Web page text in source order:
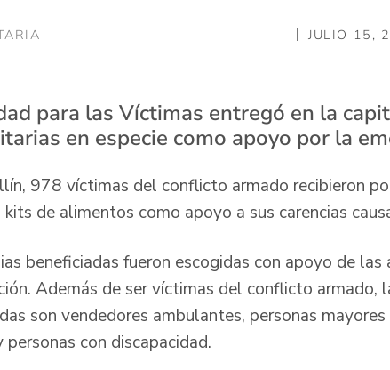
JULIO 15,
para las Víctimas entregó en la
en especie como apoyo por la
978 víctimas del conflicto armado recibieron
de alimentos como apoyo a sus carencias
beneficiadas fueron escogidas con apoyo de
Además de ser víctimas del conflicto armado,
son vendedores ambulantes, personas
personas con discapacidad.